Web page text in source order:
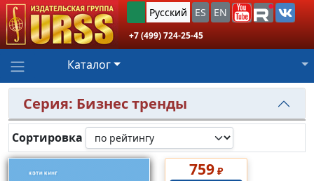
Русский ES EN
+7 (499) 724-25-45
Каталог
Серия: Бизнес тренды
Сортировка
759₽